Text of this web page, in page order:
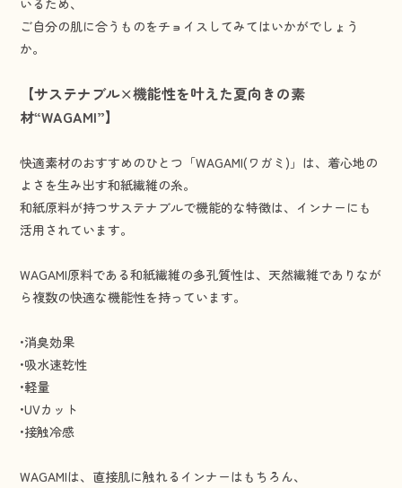
ご自分の肌に合うものをチョイスしてみてはいかがでしょう
か。
【サステナブル×機能性を叶えた夏向きの素
材“WAGAMI”】
快適素材のおすすめのひとつ「WAGAMI(ワガミ) 」は、着心地の
よさを生み出す和紙繊維の糸。
和紙原料が持つサステナブルで機能的な特徴は、インナーにも
活用されています。
WAGAMI原料である和紙繊維の多孔質性は、天然繊維でありなが
ら複数の快適な機能性を持っています。
•消臭効果
•吸水速乾性
•軽量
•UVカット
•接触冷感
WAGAMIは、直接肌に触れるインナーはもちろん、